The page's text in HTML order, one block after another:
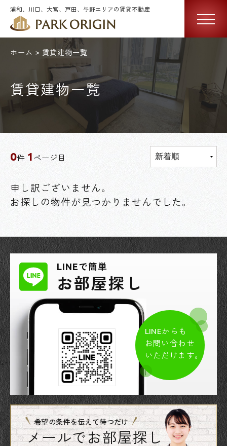
浦和、川口、大宮、戸田、与野エリアの賃貸不動産
ホーム 賃貸建物一覧
賃貸建物一覧
0件 1 ページ目
申し訳ございません。
お探しの物件が見つかりませんでした。
LINEで簡単
お部屋探し
LINEからも
お問い合わせ
いただけます。
希望の条件を伝えて待つだけ
メールでお部屋探し